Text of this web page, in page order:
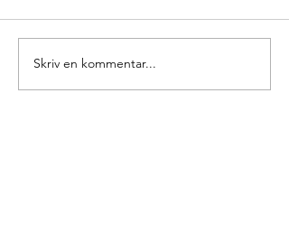
Glædelig Grundlovsdag
Skriv en kommentar...